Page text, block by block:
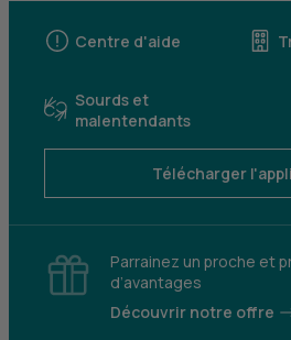
Centre d'aide
Sourds et
malentendants
Télécharger
Parrainez un proche et
d’avantages
Découvrir notre offre